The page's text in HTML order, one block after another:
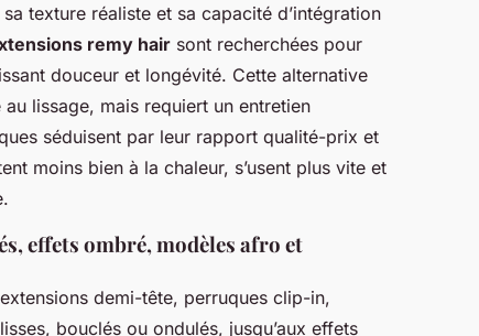
texture réaliste et sa capacité d’intégration
remy hair sont recherchées pour
douceur et longévité. Cette alternative
lissage, mais requiert un entretien
séduisent par leur rapport qualité-prix et
moins bien à la chaleur, s’usent plus vite et
effets ombré, modèles afro et
demi-tête, perruques clip-in,
bouclés ou ondulés, jusqu’aux effets